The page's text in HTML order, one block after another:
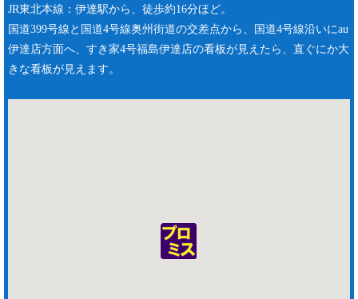
JR東北本線：伊達駅から、徒歩約16分ほど。
国道399号線と国道4号線奥州街道の交差点から、国道4号線沿いにau
伊達店方面へ、すき家4号福島伊達店の看板が見えたら、直ぐにか大
きな看板が見えます。